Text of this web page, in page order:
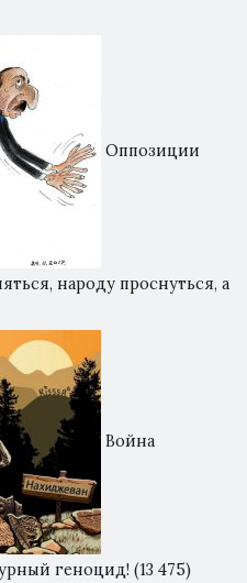
Оппозиции
народу проснуться, а
Война
геноцид! (13 475)